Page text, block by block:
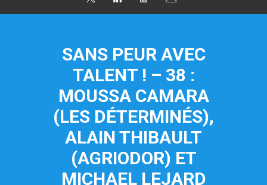
SANS PEUR AVEC
TALENT ! – 38 :
MOUSSA CAMARA
(LES DÉTERMINÉS),
ALAIN THIBAULT
(AGRIODOR) ET
MICHAEL LEJARD